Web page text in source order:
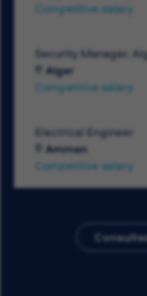
Competitive salary
Security Manager,
Alger
Competitive salary
Electrical Engineer
Amman
Competitive salary